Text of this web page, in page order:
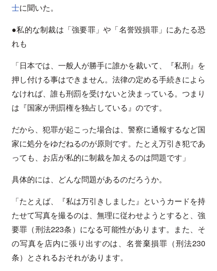
士に聞いた。
●私的な制裁は「強要罪」や「名誉毀損罪」にあたる恐
れも
「日本では、一般人が勝手に誰かを裁いて、『私刑』を
押し付ける事はできません。法律の定める手続きによら
なければ、誰も刑罰を受けないと決まっている。つまり
は『国家が刑罰権を独占している』のです。
だから、犯罪が起こった場合は、警察に通報するなど国
家に処分をゆだねるのが原則です。たとえ万引き犯であ
っても、お店が私的に制裁を加えるのは問題です」
具体的には、どんな問題があるのだろうか。
「たとえば、『私は万引きしました』というカードを持
たせて写真を撮るのは、無理に従わせようとすると、強
要罪（刑法223条）になる可能性があります。また、そ
の写真を店内に張り出すのは、名誉棄損罪（刑法230
条）とされるおそれがあります。